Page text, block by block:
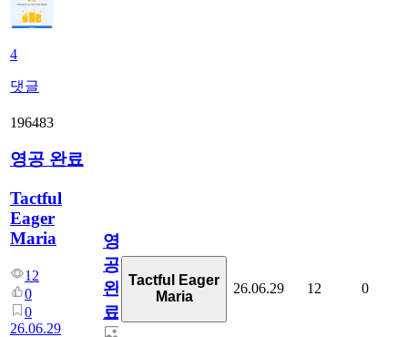
4
댓글
196483
영공 완료
Tactful
Eager
Maria
12
0
0
26.06.29
영
공
완
료
Tactful Eager
Maria
26.06.29 12 0